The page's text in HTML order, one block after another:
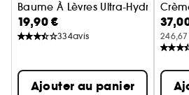
Baume À Lèvres Ultra-Hydratant À
19,90 €
334avis
Ajouter au panier